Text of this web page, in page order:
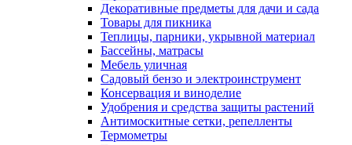
Декоративные предметы для дачи и сада
Товары для пикника
Теплицы, парники, укрывной материал
Бассейны, матрасы
Мебель уличная
Садовый бензо и электроинструмент
Консервация и виноделие
Удобрения и средства защиты растений
Антимоскитные сетки, репелленты
Термометры